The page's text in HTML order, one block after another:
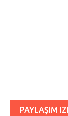
PAYLAŞIM